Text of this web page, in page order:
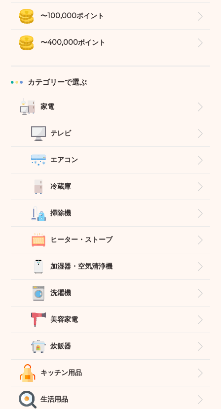
〜100,000ポイント
〜400,000ポイント
カテゴリーで選ぶ
家電
テレビ
エアコン
冷蔵庫
掃除機
ヒーター・ストーブ
加湿器・空気清浄機
洗濯機
美容家電
炊飯器
キッチン用品
生活用品